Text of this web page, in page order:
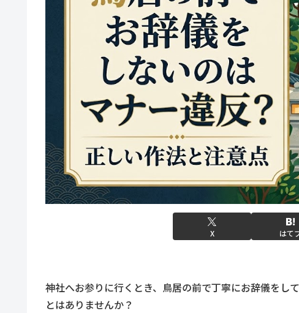
X はて
神社へお参りに行くとき、鳥居の前で丁寧にお辞儀をし
とはありませんか？